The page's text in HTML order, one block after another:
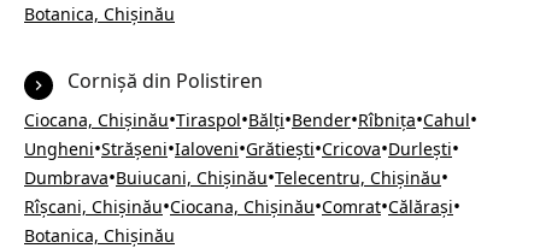
Botanica, Chișinău
Cornișă din Polistiren
Ciocana, Chișinău•Tiraspol•Bălți•Bender•Rîbnița•Cahul•
Ungheni•Strășeni•Ialoveni•Grătiești•Cricova•Durlești•
Dumbrava•Buiucani, Chișinău•Telecentru, Chișinău•
Rîșcani, Chișinău•Ciocana, Chișinău•Comrat•Călărași•
Botanica, Chișinău